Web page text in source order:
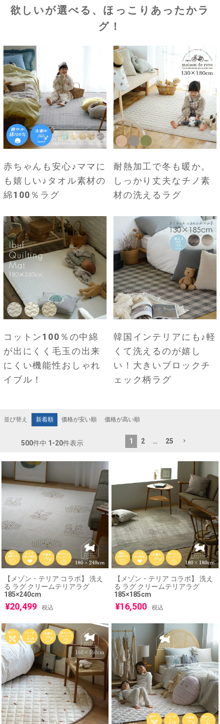
欲しいが選べる、ほっこりあったかラ
グ！
赤ちゃんも安心♪ママに
も嬉しい♪タオル素材の
綿100％ラグ
耐熱加工で冬も暖か。
しっかり丈夫なチノ素
材の洗えるラグ
コットン100％の中綿
が出にくく毛玉の出来
にくい機能性おしゃれ
イブル！
韓国インテリアにも♪軽
くて洗えるのが嬉し
い！大きいブロックチ
ェック柄ラグ
並び替え 新着順 価格が安い順 価格が高い順
500件中 1-20件表示 1 2 … 25
【メゾン・テリア コラボ】 洗え
る ラグ クリームテリアラグ
185×240cm
¥20,499 税込
【メゾン・テリア コラボ】 洗え
る ラグ クリームテリアラグ
185×185cm
¥16,500 税込